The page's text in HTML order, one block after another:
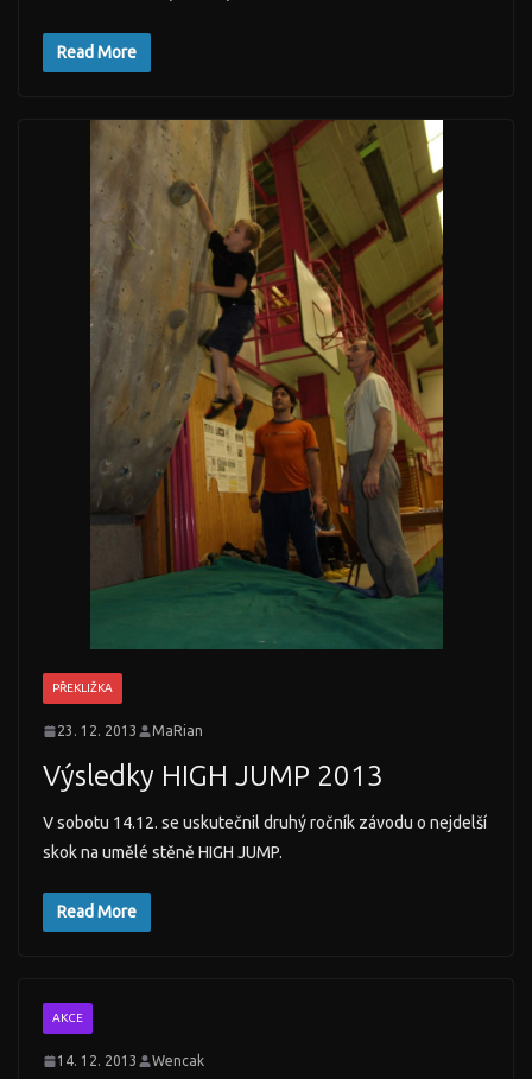
Read More
PŘEKLIŽKA
23. 12. 2013 MaRian
Výsledky HIGH JUMP 2013
V sobotu 14.12. se uskutečnil druhý ročník závodu o nejdelší
skok na umělé stěně HIGH JUMP.
Read More
AKCE
14. 12. 2013 Wencak